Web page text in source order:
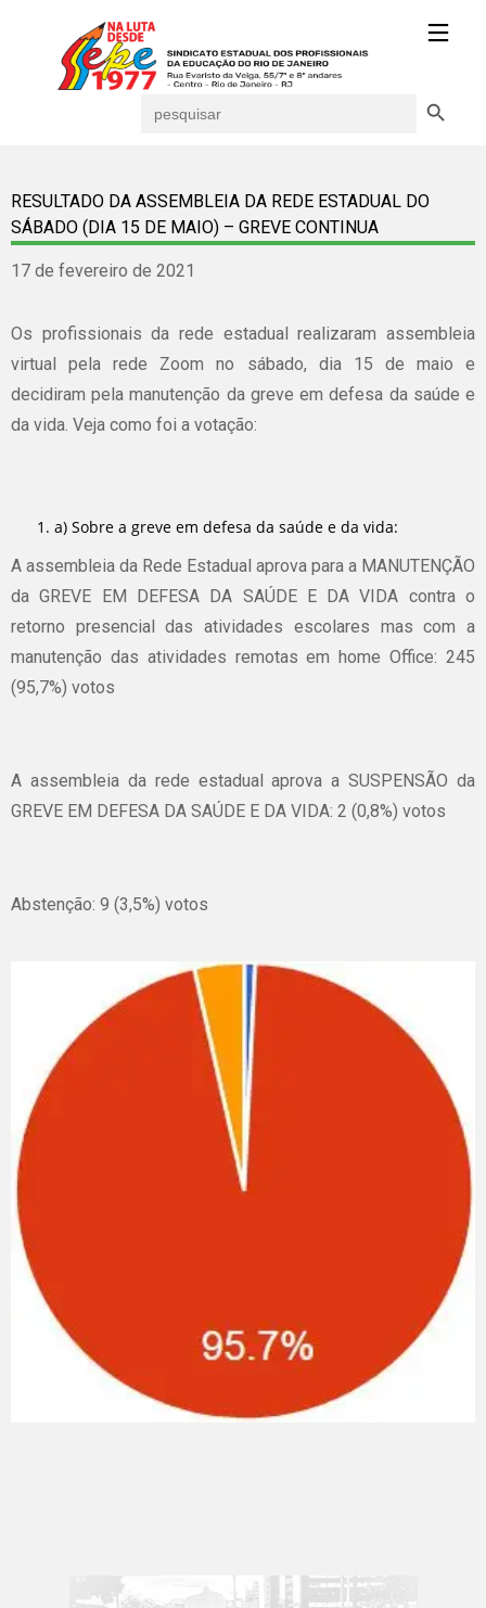
for:
RESULTADO DA ASSEMBLEIA DA REDE ESTADUAL DO
SÁBADO (DIA 15 DE MAIO) – GREVE CONTINUA
17 de fevereiro de 2021
Os profissionais da rede estadual realizaram assembleia
virtual pela rede Zoom no sábado, dia 15 de maio e
decidiram pela manutenção da greve em defesa da saúde e
da vida. Veja como foi a votação:
a) Sobre a greve em defesa da saúde e da vida:
A assembleia da Rede Estadual aprova para a MANUTENÇÃO
da GREVE EM DEFESA DA SAÚDE E DA VIDA contra o
retorno presencial das atividades escolares mas com a
manutenção das atividades remotas em home Office: 245
(95,7%) votos
A assembleia da rede estadual aprova a SUSPENSÃO da
GREVE EM DEFESA DA SAÚDE E DA VIDA: 2 (0,8%) votos
Abstenção: 9 (3,5%) votos